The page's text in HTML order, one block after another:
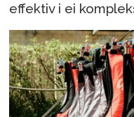
effektiv i ei